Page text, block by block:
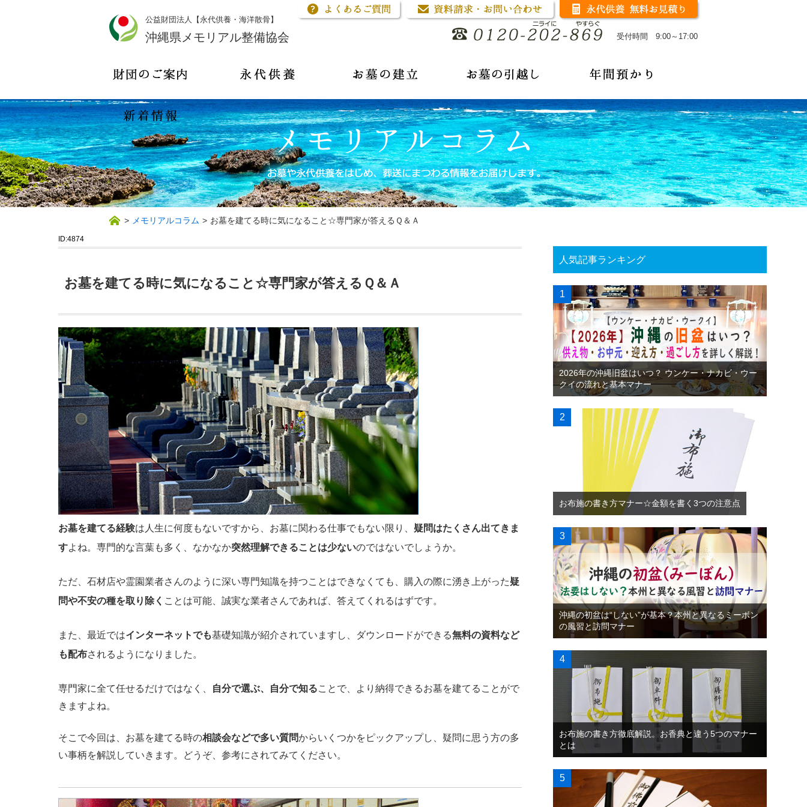
公益財団法人【永代供養・海洋散骨】
沖縄県メモリアル整備協会 受付時間 9:00～17:00
> メモリアルコラム > お墓を建てる時に気になること☆専門家が答えるＱ＆Ａ
ID:4874
お墓を建てる時に気になること☆専門家が答えるＱ＆Ａ
お墓を建てる経験は人生に何度もないですから、お墓に関わる仕事でもない限り、 疑問はたくさん出てきま
すよね。専門的な言葉も多く、なかなか突然理解できることは少ないのではないでしょうか。
ただ、石材店や霊園業者さんのように深い専門知識を持つことはできなくても、購入の際に湧き上がった疑
問や不安の種を取り除く ことは可能、誠実な業者さんであれば、答えてくれるはずです。
また、最近ではインターネットでも基礎知識が紹介されていますし、ダウンロードができる無料の資料など
も配布されるようになりました。
専門家に全て任せるだけではなく、 自分で選ぶ、自分で知ることで、より納得できるお墓を建てることがで
きますよね。
そこで今回は、お墓を建てる時の相談会などで多い質問からいくつかをピックアップし、疑問に思う方の多
い事柄を解説していきます。どうぞ、参考にされてみてください。
人気記事ランキング
2026年の沖縄旧盆はいつ？ ウンケー・ナカビ・ウー
クイの流れと基本マナー
お布施の書き方マナー☆金額を書く3つの注意点
沖縄の初盆は“しない”が基本？本州と異なるミーボン
の風習と訪問マナー
お布施の書き方徹底解説。お香典と違う5つのマナー
とは